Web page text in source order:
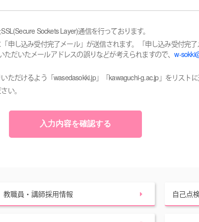
Sockets Layer)通信を行っております。
申し込み受付完了メール」が送信されます。「申し込み受付完
だいたメールアドレスの誤りなどが考えられますので、w-
だけるよう「wasedasokki.jp」「kawaguchi-g.ac.jp」をリストに
い。
教職員・講師採用情報 自己点